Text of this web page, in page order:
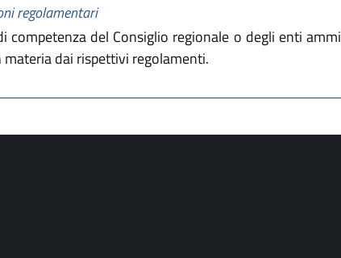
regolamentari
del Consiglio regionale o degli enti
dai rispettivi regolamenti.